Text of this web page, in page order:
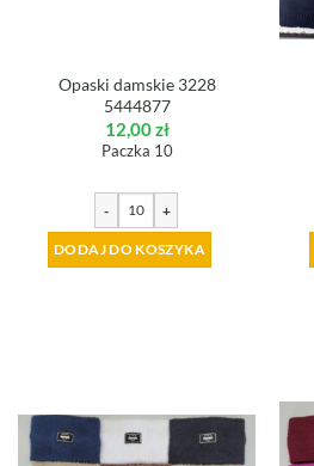
Opaski damskie 3228
5444877
12,00zł
Paczka 10
- +
DODAJ DO KOSZYKA